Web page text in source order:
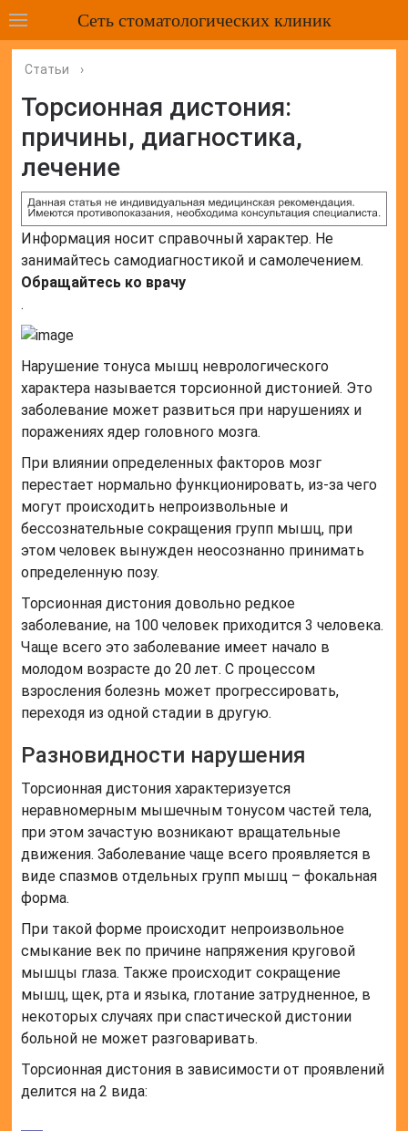
Сеть стоматологических клиник
Статьи ›
Торсионная дистония:
причины, диагностика,
лечение
Информация носит справочный характер. Не
занимайтесь самодиагностикой и самолечением.
Обращайтесь ко врачу
.
Нарушение тонуса мышц неврологического
характера называется торсионной дистонией. Это
заболевание может развиться при нарушениях и
поражениях ядер головного мозга.
При влиянии определенных факторов мозг
перестает нормально функционировать, из-за чего
могут происходить непроизвольные и
бессознательные сокращения групп мышц, при
этом человек вынужден неосознанно принимать
определенную позу.
Торсионная дистония довольно редкое
заболевание, на 100 человек приходится 3 человека.
Чаще всего это заболевание имеет начало в
молодом возрасте до 20 лет. С процессом
взросления болезнь может прогрессировать,
переходя из одной стадии в другую.
Разновидности нарушения
Торсионная дистония характеризуется
неравномерным мышечным тонусом частей тела,
при этом зачастую возникают вращательные
движения. Заболевание чаще всего проявляется в
виде спазмов отдельных групп мышц – фокальная
форма.
При такой форме происходит непроизвольное
смыкание век по причине напряжения круговой
мышцы глаза. Также происходит сокращение
мышц, щек, рта и языка, глотание затрудненное, в
некоторых случаях при спастической дистонии
больной не может разговаривать.
Торсионная дистония в зависимости от проявлений
делится на 2 вида: